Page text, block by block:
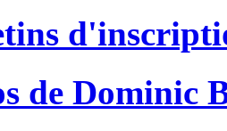
de Dominic